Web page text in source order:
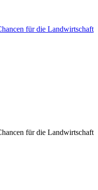
für die Landwirtschaft
für die Landwirtschaft